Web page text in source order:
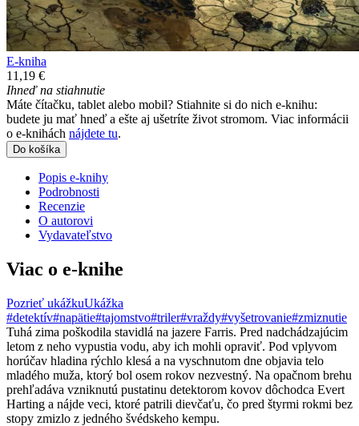
E-kniha
11,19 €
Ihneď na stiahnutie
Máte čítačku, tablet alebo mobil? Stiahnite si do nich e-knihu:
budete ju mať hneď a ešte aj ušetríte život stromom. Viac informácii
o e-knihách nájdete tu.
Do košíka
Popis e-knihy
Podrobnosti
Recenzie
O autorovi
Vydavateľstvo
Viac o e-knihe
Pozrieť ukážkuUkážka
#detektív#napätie#tajomstvo#triler#vraždy#vyšetrovanie#zmiznutie
Tuhá zima poškodila stavidlá na jazere Farris. Pred nadchádzajúcim
letom z neho vypustia vodu, aby ich mohli opraviť. Pod vplyvom
horúčav hladina rýchlo klesá a na vyschnutom dne objavia telo
mladého muža, ktorý bol osem rokov nezvestný. Na opačnom brehu
prehľadáva vzniknutú pustatinu detektorom kovov dôchodca Evert
Harting a nájde veci, ktoré patrili dievčaťu, čo pred štyrmi rokmi bez
stopy zmizlo z jedného švédskeho kempu.